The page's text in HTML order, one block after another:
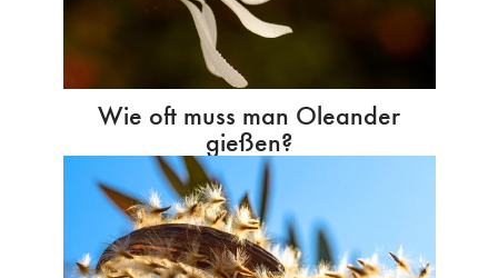
Wie oft muss man Oleander
gießen?